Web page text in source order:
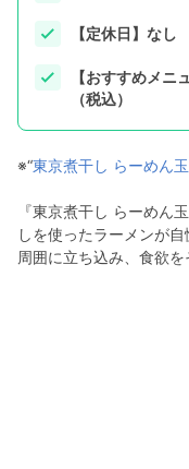
【定休日】なし
【おすすめメニ
（税込）
※“東京煮干し らーめん
『東京煮干し らーめん
しを使ったラーメンが
周囲に立ち込み、食欲を